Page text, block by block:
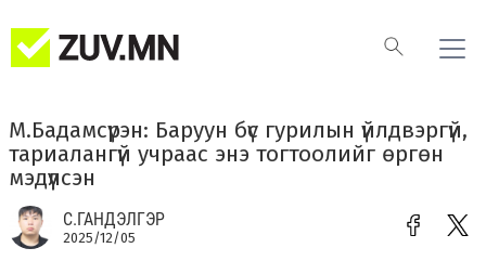
М.Бадамсүрэн: Баруун бүс гурилын үйлдвэргүй,
тариалангүй учраас энэ тогтоолийг өргөн
мэдүүлсэн
С.ГАНДЭЛГЭР
2025/12/05